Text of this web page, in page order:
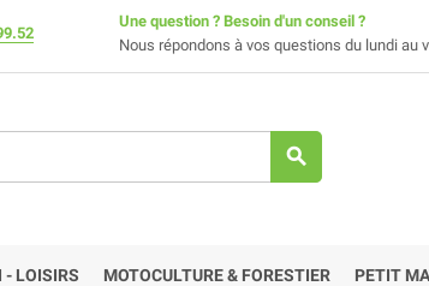
Une question ? Besoin d'un conseil ?
Nous répondons à vos questions du lundi au
search
- LOISIRS MOTOCULTURE & FORESTIER PETIT